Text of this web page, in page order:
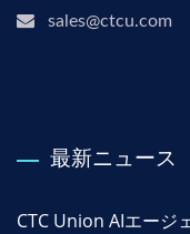
sales@ctcu.com
最新ニュース
CTC Union AIエージ